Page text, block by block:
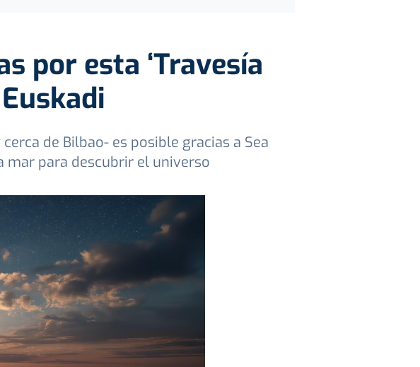
por esta ‘Travesía
de Bilbao- es posible gracias a Sea
mar para descubrir el universo